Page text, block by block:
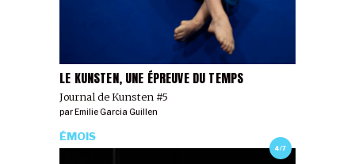
LE KUNSTEN, UNE ÉPREUVE DU TEMPS
Journal de Kunsten #5
par Emilie Garcia Guillen
4/7
ÉMOIS